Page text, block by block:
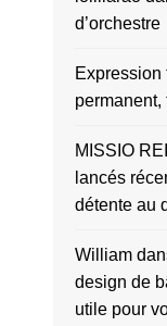
d’orchestre
Expression
MISSIO
lancés
détente au
William
design de
utile pour